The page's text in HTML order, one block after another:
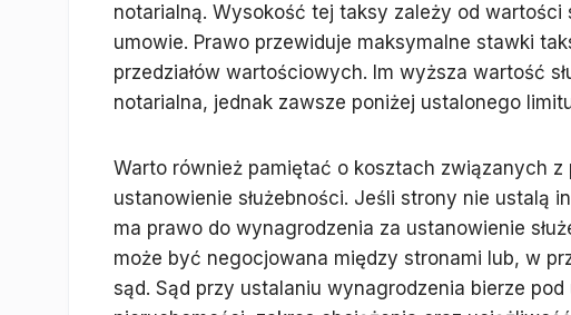
notarialną. Wysokość tej taksy zależy od wartości
umowie. Prawo przewiduje maksymalne stawki
przedziałów wartościowych. Im wyższa wartość
notarialna, jednak zawsze poniżej ustalonego
Warto również pamiętać o kosztach związanych
ustanowienie służebności. Jeśli strony nie ustalą
ma prawo do wynagrodzenia za ustanowienie
może być negocjowana między stronami lub, w
sąd. Sąd przy ustalaniu wynagrodzenia bierze